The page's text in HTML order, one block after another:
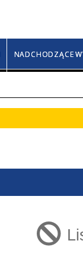
NADCHODZĄCE